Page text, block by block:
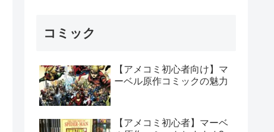
コミック
【アメコミ初心者向け】マ
ーベル原作コミックの魅力
【アメコミ初心者】マーベ